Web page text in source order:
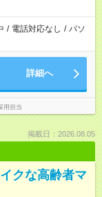
/ 電話対応なし / パソ
詳細へ
用担当
掲載日：2026.08.05
クな高齢者マ